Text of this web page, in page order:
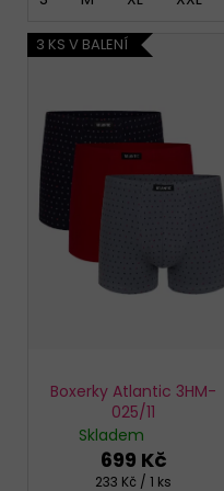
3 KS V BALENÍ
Boxerky Atlantic 3HM-
025/11
Skladem
699 Kč
Měrná
233 Kč / 1 ks